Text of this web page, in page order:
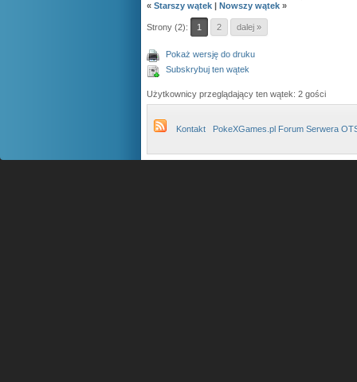
« Starszy wątek | Nowszy wątek »
Strony (2): 1 2 dalej »
Pokaż wersję do druku
Subskrybuj ten wątek
Użytkownicy przeglądający ten wątek: 2 gości
Kontakt PokeXGames.pl Forum Serwera